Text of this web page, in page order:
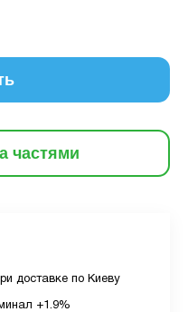
частями
можливість
вам необхідно
дорівнює
додатку.
комісій
доставке по Киеву
+1.9%